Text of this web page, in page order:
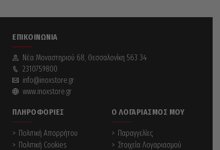
ΕΠΙΚΟΙΝΩΝΊΑ
Νέα Mοναστηριού 68, Θεσσαλονίκη 563 34
2310759800
info@inoxstore.gr
www.inoxstore.gr
ΠΛΗΡΟΦΟΡΊΕΣ
Πολιτική Απορρήτου
Πολιτική Cookies
Ο ΛΟΓΑΡΙΑΣΜΌΣ ΜΟΥ
Παραγγελίες
Στοιχεία Λογαριασμού